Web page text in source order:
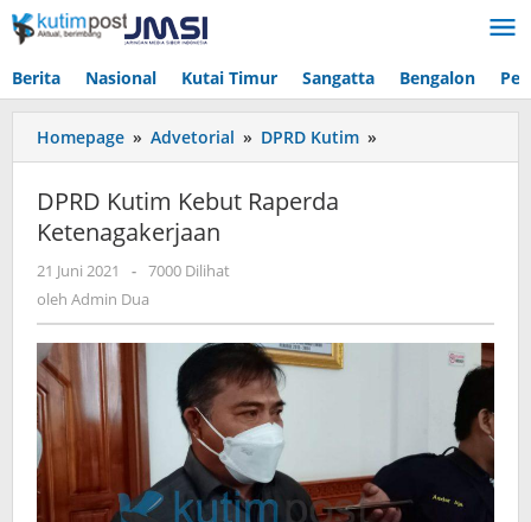
Lewati
ke
Berita Nasional Kutai Timur Sangatta Bengalon
Homepage » Advetorial » DPRD Kutim »
Kutim
DPRD Kutim Kebut Raperda
Ketenagakerjaan
21 Juni 2021
oleh
Admin
- 7000 Dilihat
oleh Admin Dua